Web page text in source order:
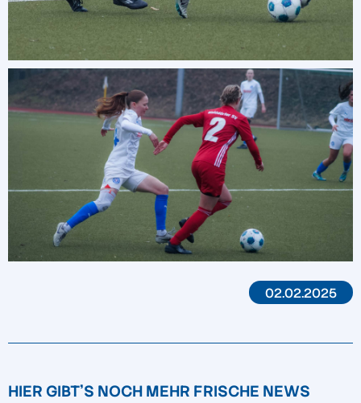
02.02.2025
HIER GIBT'S NOCH MEHR FRISCHE NEWS